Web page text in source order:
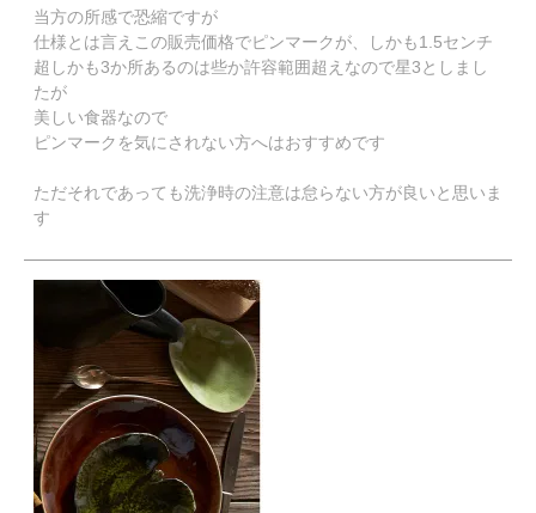
当方の所感で恐縮ですが
仕様とは言えこの販売価格でピンマークが、しかも1.5センチ
超しかも3か所あるのは些か許容範囲超えなので星3としまし
たが
美しい食器なので
ピンマークを気にされない方へはおすすめです
ただそれであっても洗浄時の注意は怠らない方が良いと思いま
す